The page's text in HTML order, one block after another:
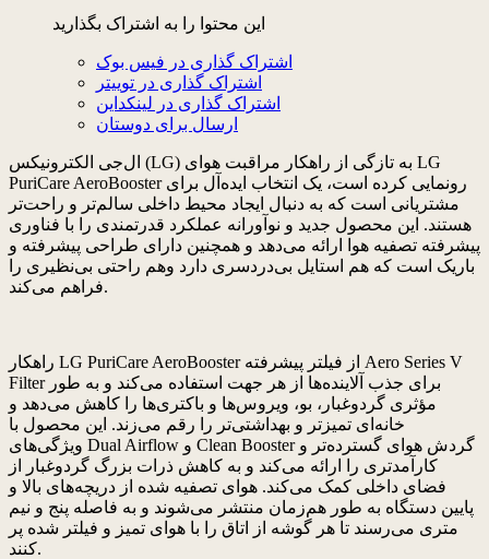
این محتوا را به اشتراک بگذارید
اشتراک گذاری در فیس بوک
اشتراک گذاری در توییتر
اشتراک گذاری در لینکداین
ارسال برای دوستان
ال‌جی الکترونیکس (LG) به تازگی از راهکار مراقبت هوای LG
PuriCare AeroBooster رونمایی کرده است، یک انتخاب ایده‌آل برای
مشتریانی است که به دنبال ایجاد محیط داخلی سالم‌تر و راحت‌تر
هستند. این محصول جدید و نوآورانه عملکرد قدرتمندی را با فناوری
پیشرفته تصفیه هوا ارائه می‌دهد و همچنین دارای طراحی پیشرفته و
باریک است که هم استایل بی‌دردسری دارد وهم راحتی بی‌نظیری را
فراهم می‌کند.
راهکار LG PuriCare AeroBooster از فیلتر پیشرفته Aero Series V
Filter برای جذب آلاینده‌ها از هر جهت استفاده می‌کند و به طور
مؤثری گردوغبار، بو، ویروس‌ها و باکتری‌ها را کاهش می‌دهد و
خانه‌ای تمیزتر و بهداشتی‌تر را رقم می‌زند. این محصول با
ویژگی‌های Dual Airflow و Clean Booster گردش هوای گسترده‌تر و
کارآمدتری را ارائه می‌کند و به کاهش ذرات بزرگ گردوغبار از
فضای داخلی کمک می‌کند. هوای تصفیه شده از دریچه‌های بالا و
پایین دستگاه به طور هم‌زمان منتشر می‌شوند و به فاصله پنج و نیم
متری می‌رسند تا هر گوشه از اتاق را با هوای تمیز و فیلتر شده پر
کنند.